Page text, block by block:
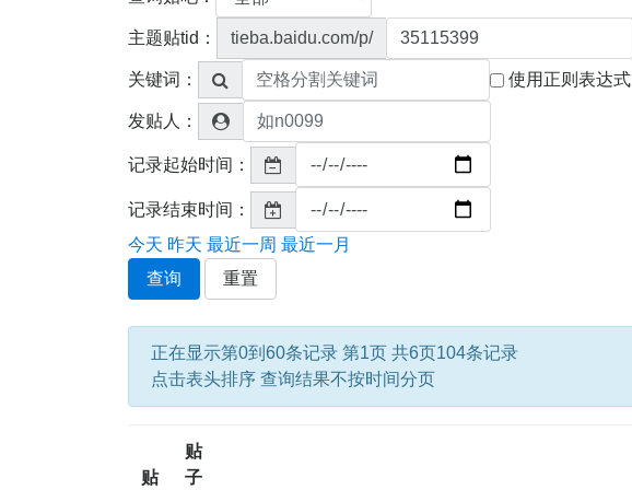
主题贴tid： tieba.baidu.com/p/
关键词： 使用正则表达式
发贴人：
记录起始时间：
记录结束时间：
今天 昨天 最近一周 最近一月
查询
重置
正在显示第0到60条记录 第1页 共6页104条记录
点击表头排序 查询结果不按时间分页
贴
贴
子